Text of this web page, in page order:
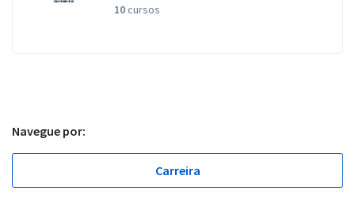
10cursos
Navegue por:
Carreira